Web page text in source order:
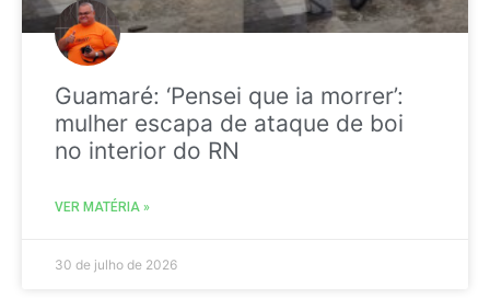
Guamaré: ‘Pensei que ia morrer’:
mulher escapa de ataque de boi
no interior do RN
VER MATÉRIA »
30 de julho de 2026